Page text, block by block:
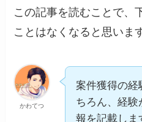
この記事を読むことで、
ことはなくなると思いま
かわてつ
案件獲得の経
ちろん、経験
報を記載しま